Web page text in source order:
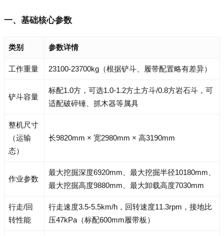
一、基础核心参数
类别 参数详情
工作重量 23100-23700kg（根据铲斗、履带配置略有差异）
铲斗容量
标配1.0方，可选1.0-1.2方土方斗/0.8方岩石斗，可
适配破碎锤、抓木器等属具
整机尺寸
（运输
态）
长9820mm × 宽2980mm × 高3190mm
作业参数
最大挖掘深度6920mm、最大挖掘半径10180mm、
最大挖掘高度9880mm、最大卸载高度7030mm
行走/回
转性能
行走速度3.5-5.5km/h，回转速度11.3rpm，接地比
压47kPa（标配600mm履带板）